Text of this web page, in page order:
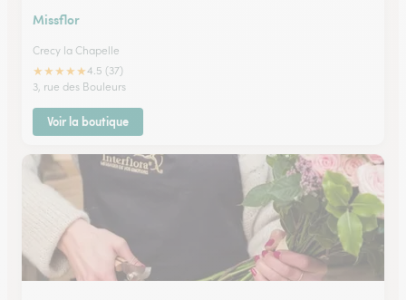
Missflor
Crecy la Chapelle
★★★★★4.5 (37)
3, rue des Bouleurs
Voir la boutique